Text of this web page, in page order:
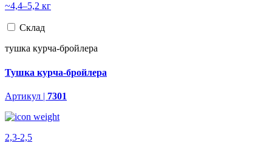
~4,4–5,2 кг
Склад
тушка курча-бройлера
Тушка курча-бройлера
Артикул | 7301
2,3-2,5